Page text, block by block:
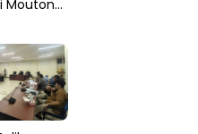
Moutong